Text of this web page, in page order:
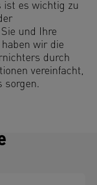
ist es wichtig zu
und Ihre
wir die
durch
vereinfacht,
sorgen.